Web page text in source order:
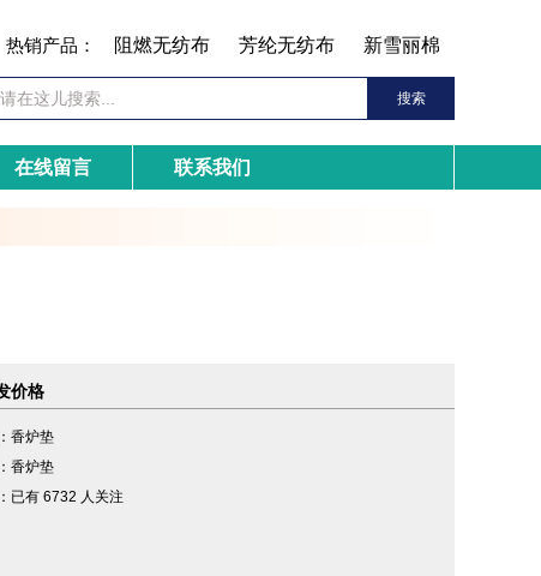
热销产品： 阻燃无纺布 芳纶无纺布 新雪丽棉
在线留言 联系我们
价格
香炉垫
香炉垫
已有 6732 人关注